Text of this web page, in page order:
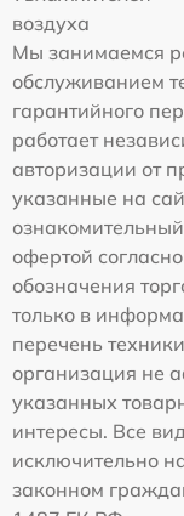
воздуха
Мы занимаемся
обслуживанием
гарантийного
работает
авторизации от
указанные на
офертой
обозначения
только в
перечень
организация не
указанных
интересы. Все
исключительно
законном